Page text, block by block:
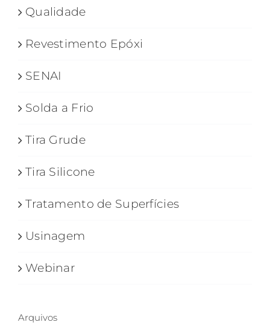
Qualidade
Revestimento Epóxi
SENAI
Solda a Frio
Tira Grude
Tira Silicone
Tratamento de Superfícies
Usinagem
Webinar
Arquivos